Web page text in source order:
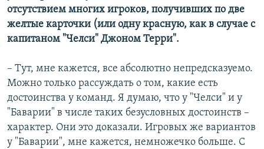
отсутствием многих игроков, получивших по две
желтые карточки (или одну красную, как в случае с
капитаном "Челси" Джоном Терри".
– Тут, мне кажется, все абсолютно непредсказуемо.
Можно только рассуждать о том, какие есть
достоинства у команд. Я думаю, что у "Челси" и у
"Баварии" в числе таких безусловных достоинств –
характер. Они это доказали. Игровых же вариантов
у "Баварии", мне кажется, немножечко больше. С